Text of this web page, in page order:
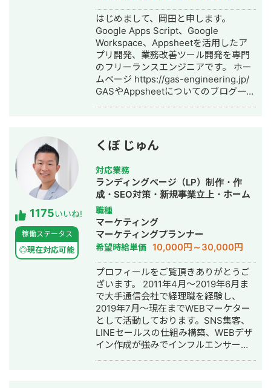
はじめまして、岡田と申します。
Google Apps Script、Google
Workspace、Appsheetを活用したア
プリ開発、業務改善ツール開発を専門
のフリーランスエンジニアです。 ホー
ムページ https://gas-engineering.jp/
GASやAppsheetについてのブログ一覧
Googleのサービスを使ったら、どんな
感じに開発できるのかイメージが湧か
ないという方も大歓迎！ フワッとした
イメージでも良いので「こんなことを
したい」という内容を伝えて頂けれ
ば、その内容を実現するための方法を
具体的に提案させて頂きます。 一度ビ
デオ会議でお話してみませんか？もち
ろん無料です。 【Google Apps
Script、Appsheetで開発するメリッ
ト】 ★月々にかかる費用がタダ！
Googleアカウントさえあれば利用可能
なので月々にかかる費用が0円です。
GASによる開発は、長期的にみて非常
にお得です。 ★開発コストが低い
Google WorkSpaceを元に開発するの
で、作業量が少なく済み、その分コス
トを抑えることができます。 ★他の
Googleサービスとの連携ができるので
1175いいね!
稼働ステータス
◎現在対応可能
くぼ じゅん
対応業務
ランディングページ（LP）制作・作
成・SEO対策・新規事業立上・ホーム
ページ制作・作成・リスティング広告
運用代行
職種
マーケティング
マーケティングプランナー
希望時給単価 10,000円～30,000円
プロフィールをご覧頂きありがとうご
ざいます。 2011年4月～2019年6月ま
で大手通信会社で経理職を経験し、
2019年7月～現在までWEBマーケター
として活動しております。SNS集客、
LINEセールスの仕組み構築、WEBデザ
イン作成が強みでインフルエンサーの